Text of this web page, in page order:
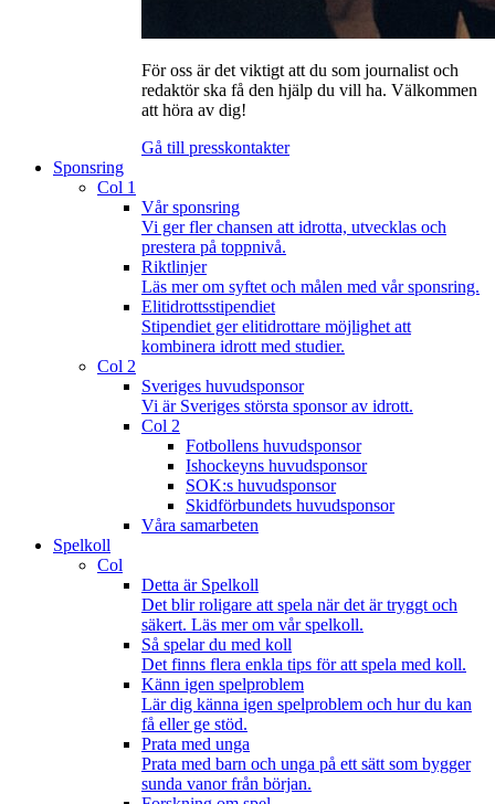
För oss är det viktigt att du som journalist och
redaktör ska få den hjälp du vill ha. Välkommen
att höra av dig!
Gå till presskontakter
Sponsring
Col 1
Vår sponsring
Vi ger fler chansen att idrotta, utvecklas och
prestera på toppnivå.
Riktlinjer
Läs mer om syftet och målen med vår sponsring.
Elitidrottsstipendiet
Stipendiet ger elitidrottare möjlighet att
kombinera idrott med studier.
Col 2
Sveriges huvudsponsor
Vi är Sveriges största sponsor av idrott.
Col 2
Fotbollens huvudsponsor
Ishockeyns huvudsponsor
SOK:s huvudsponsor
Skidförbundets huvudsponsor
Våra samarbeten
Spelkoll
Col
Detta är Spelkoll
Det blir roligare att spela när det är tryggt och
säkert. Läs mer om vår spelkoll.
Så spelar du med koll
Det finns flera enkla tips för att spela med koll.
Känn igen spelproblem
Lär dig känna igen spelproblem och hur du kan
få eller ge stöd.
Prata med unga
Prata med barn och unga på ett sätt som bygger
sunda vanor från början.